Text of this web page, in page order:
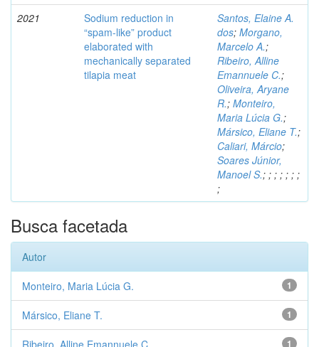
2021
Sodium reduction in
“spam-like” product
elaborated with
mechanically separated
tilapia meat
Santos, Elaine A.
dos; Morgano,
Marcelo A.;
Ribeiro, Alline
Emannuele C.;
Oliveira, Aryane
R.; Monteiro,
Maria Lúcia G.;
Mársico, Eliane T.;
Caliari, Márcio;
Soares Júnior,
Manoel S.; ; ; ; ; ; ;
;
Busca facetada
Autor
1
Monteiro, Maria Lúcia G.
1
Mársico, Eliane T.
1